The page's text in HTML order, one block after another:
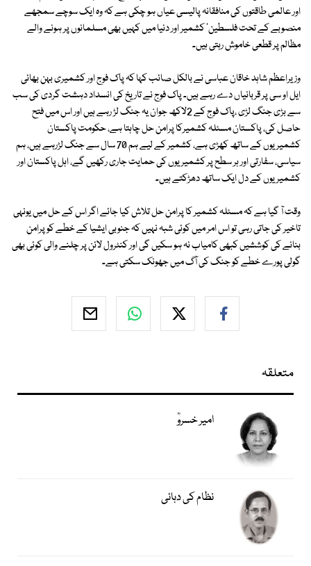
اور عالمی طاقتوں کی منافقانہ پالیسی عیاں ہو چکی ہے کہ وہ ایک سوچے سمجھے
منصوبے کے تحت فلسطین' کشمیر اور دنیا میں کہیں بھی مسلمانوں پر ہونے والے
مظالم پر قطعی خاموش رہتی ہیں۔
وزیراعظم شاہد خاقان عباسی نے بالکل صائب کہا کہ پاک فوج اور کشمیری بہن بھائی
ایل او سی پر قربانیاں دے رہے ہیں۔ پاک فوج نے تاریخ کی انسداد دہشت گردی کی سب
سے بڑی جنگ لڑی ،پاک فوج کے 2لاکھ جوان یہ جنگ لڑ رہے ہیں اور اس میں فتح
حاصل کی، پاکستان مسئلہ کشمیرکا پرامن حل چاہتا ہے، حکومت پاکستان
کشمیریوں کے ساتھ کھڑی ہے، کشمیر کے لیے ہم 70 سال سے جنگ لڑرہے ہیں، ہم
سیاسی، سفارتی اور ہر سطح پر کشمیریوں کی حمایت جاری رکھیں گے، اہل پاکستان اور
کشمیریوں کے دل ایک ساتھ دھڑکتے ہیں۔
وقت آ گیا ہے کہ مسئلہ کشمیر کا پرامن حل تلاش کیا جائے اگر اس کے حل میں یونہی
تاخیر کی جاتی رہی تو اس امر میں کوئی شبہ نہیں کہ جنوبی ایشیا کے خطے کو پرامن
بنانے کی کوششیں کبھی کامیاب نہ ہو سکیں گی اور کنٹرول لائن پر چلنے والی کوئی بھی
گولی پورے خطے کو جنگ کی آگ میں جھونک سکتی ہے۔
متعلقہ
امیر خسروؒ
نظام کی دہائی